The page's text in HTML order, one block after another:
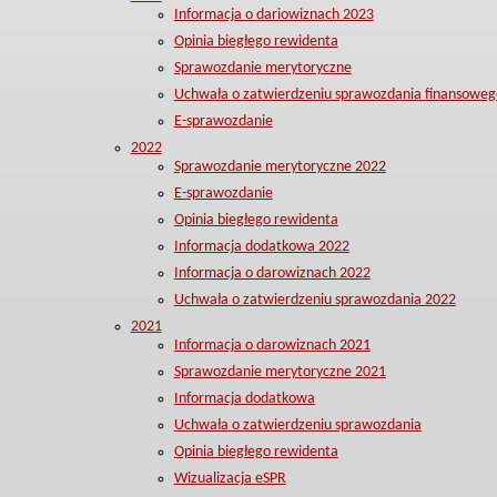
Informacja o dariowiznach 2023
Opinia biegłego rewidenta
Sprawozdanie merytoryczne
Uchwała o zatwierdzeniu sprawozdania
E-sprawozdanie
2022
Sprawozdanie merytoryczne 2022
E-sprawozdanie
Opinia biegłego rewidenta
Informacja dodatkowa 2022
Informacja o darowiznach 2022
Uchwała o zatwierdzeniu sprawozdania 2022
2021
Informacja o darowiznach 2021
Sprawozdanie merytoryczne 2021
Informacja dodatkowa
Uchwała o zatwierdzeniu sprawozdania
Opinia biegłego rewidenta
Wizualizacja eSPR